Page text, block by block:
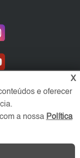
X
e oferecer
a nossa Política